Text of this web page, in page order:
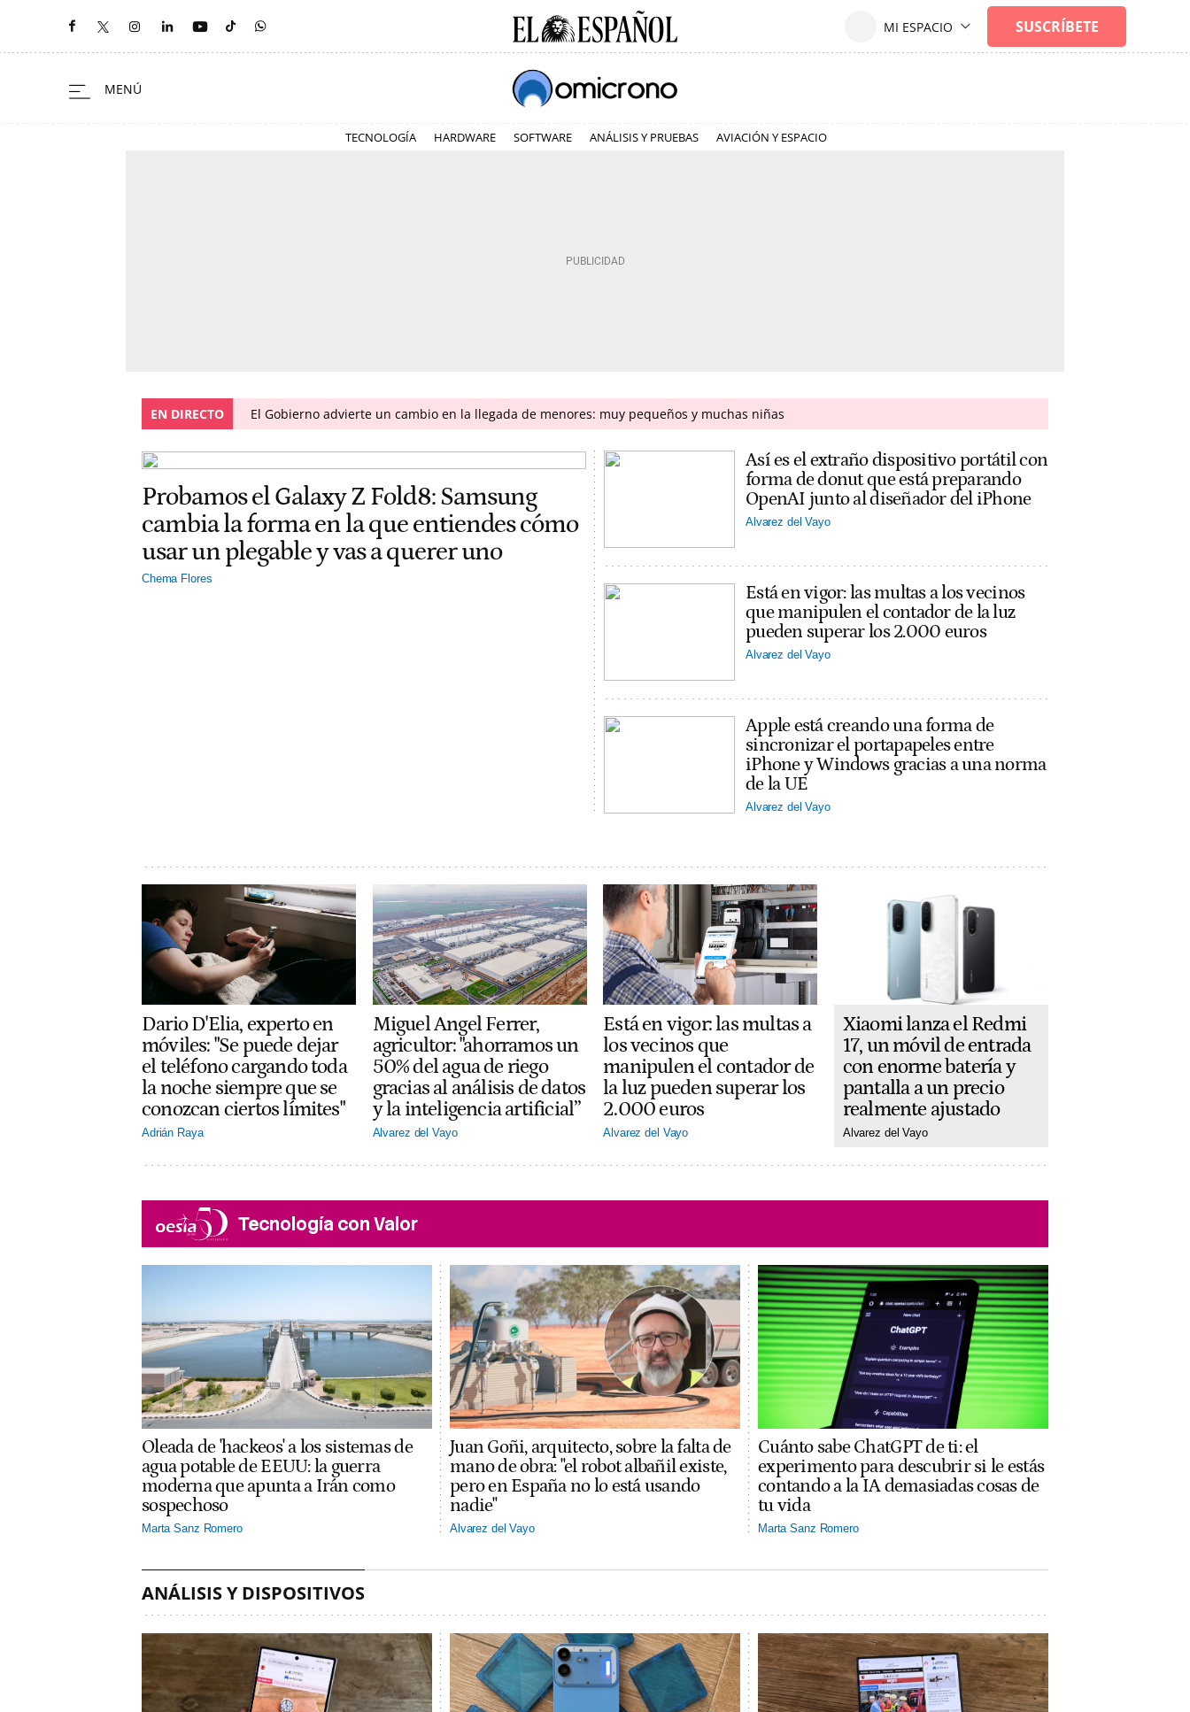
TECNOLOGÍA HARDWARE SOFTWARE ANÁLISIS Y PRUEBAS AVIACIÓN Y ESPACIO
EN DIRECTO El Gobierno advierte un cambio en la llegada de menores: muy pequeños y muchas niñas
Probamos el Galaxy Z Fold8: Samsung
cambia la forma en la que entiendes cómo
usar un plegable y vas a querer uno
Chema Flores
Así es el extraño dispositivo portátil con
forma de donut que está preparando
OpenAI junto al diseñador del iPhone
Alvarez del Vayo
Está en vigor: las multas a los vecinos
que manipulen el contador de la luz
pueden superar los 2.000 euros
Alvarez del Vayo
Apple está creando una forma de
sincronizar el portapapeles entre
iPhone y Windows gracias a una norma
de la UE
Alvarez del Vayo
Dario D'Elia, experto en
móviles: "Se puede dejar
el teléfono cargando toda
la noche siempre que se
conozcan ciertos límites"
Adrián Raya
Miguel Angel Ferrer,
agricultor: "ahorramos un
50% del agua de riego
gracias al análisis de datos
y la inteligencia artificial”
Alvarez del Vayo
Está en vigor: las multas a
los vecinos que
manipulen el contador de
la luz pueden superar los
2.000 euros
Alvarez del Vayo
Xiaomi lanza el Redmi
17, un móvil de entrada
con enorme batería y
pantalla a un precio
realmente ajustado
Alvarez del Vayo
Tecnología con Valor
Oleada de 'hackeos' a los sistemas de
agua potable de EEUU: la guerra
moderna que apunta a Irán como
sospechoso
Marta Sanz Romero
Juan Goñi, arquitecto, sobre la falta de
mano de obra: "el robot albañil existe,
pero en España no lo está usando
nadie"
Alvarez del Vayo
Cuánto sabe ChatGPT de ti: el
experimento para descubrir si le estás
contando a la IA demasiadas cosas de
tu vida
Marta Sanz Romero
ANÁLISIS Y DISPOSITIVOS